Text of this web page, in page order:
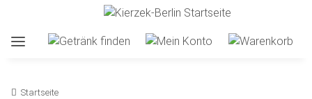
Startseite